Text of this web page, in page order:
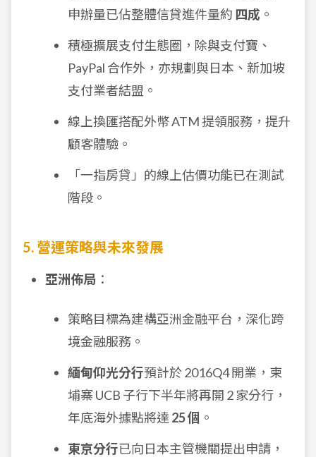
申辦量已佔整體信貸進件量約 四成 。
積極擴展支付生態圈，除與支付寶、
PayPal 合作外，亦規劃與日本、新加坡
支付業者結盟。
線上換匯搭配外幣 ATM 提領服務，提升
顧客體驗。
「一指房貸」的線上估價功能已在測試
階段。
5. 營運策略與未來發展
亞洲佈局 ：
策略目標為建構亞洲金融平台，深化跨
境金融服務。
緬甸仰光分行預計於 2016Q4 開業，柬
埔寨 UCB 子行下半年將再開 2 家分行，
年底海外據點將達 25 個 。
東京分行已向日本主管機關提出申請，